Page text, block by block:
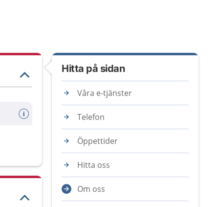
Hitta på sidan
Våra e-tjänster
Telefon
Öppettider
Hitta oss
Om oss